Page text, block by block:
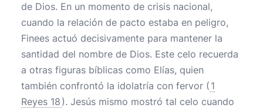
de Dios. En un momento de crisis nacional,
cuando la relación de pacto estaba en peligro,
Finees actuó decisivamente para mantener la
santidad del nombre de Dios. Este celo recuerda
a otras figuras bíblicas como Elías, quien
también confrontó la idolatría con fervor ( 1
Reyes 18 ). Jesús mismo mostró tal celo cuando